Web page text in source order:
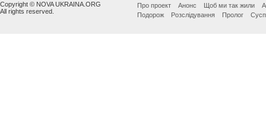
Copyright © NOVA UKRAINA.ORG
All rights reserved.
Про проект Анонс Щоб ми так жили
Подорож
Розслідування Пролог